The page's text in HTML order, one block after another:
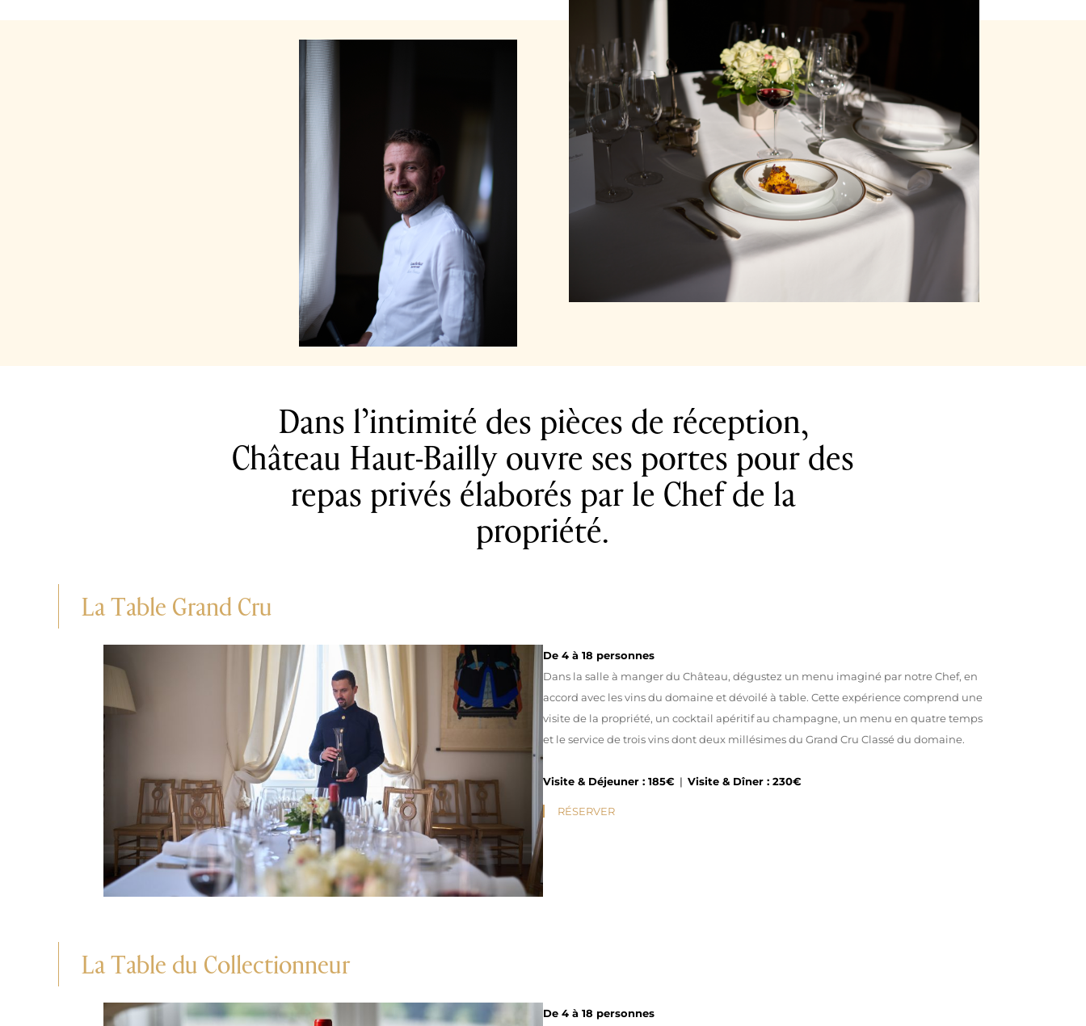
Dans l’intimité des pièces de réception,
Château Haut-Bailly ouvre ses portes pour des
repas privés élaborés par le Chef de la
propriété.
La Table Grand Cru
De 4 à 18 personnes
Dans la salle à manger du Château, dégustez un menu imaginé par notre Chef, en
accord avec les vins du domaine et dévoilé à table. Cette expérience comprend une
visite de la propriété, un cocktail apéritif au champagne, un menu en quatre temps
et le service de trois vins dont deux millésimes du Grand Cru Classé du domaine.
Visite & Déjeuner : 185€ | Visite & Dîner : 230€
RÉSERVER
La Table du Collectionneur
De 4 à 18 personnes